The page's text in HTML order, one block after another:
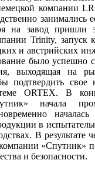
компании
занимались
на завод пришли
Trinity, запуск
и австрийских
было успешно
выходящая на
подтвердить свое
ORTEX. В
начала
в
В
«Спутник»
и безопасности.